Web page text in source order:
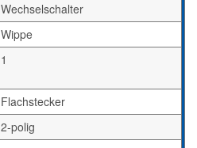
Wechselschalter
Wippe
1
Flachstecker
2-polig